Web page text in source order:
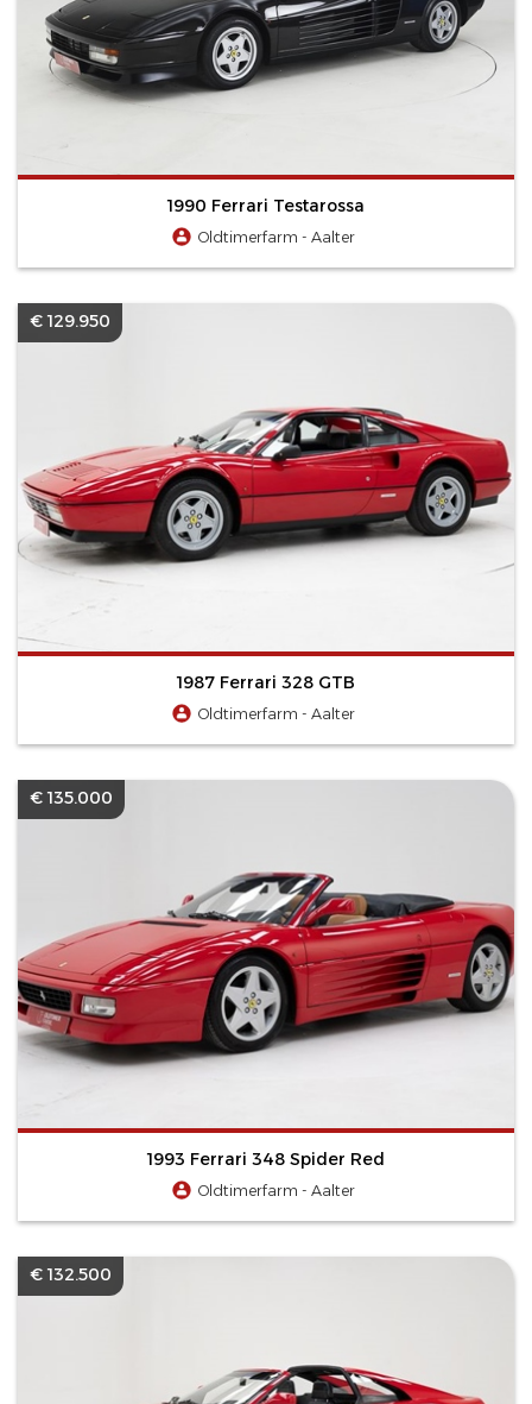
1990 Ferrari Testarossa
Oldtimerfarm - Aalter
€ 129.950
1987 Ferrari 328 GTB
Oldtimerfarm - Aalter
€ 135.000
1993 Ferrari 348 Spider Red
Oldtimerfarm - Aalter
€ 132.500